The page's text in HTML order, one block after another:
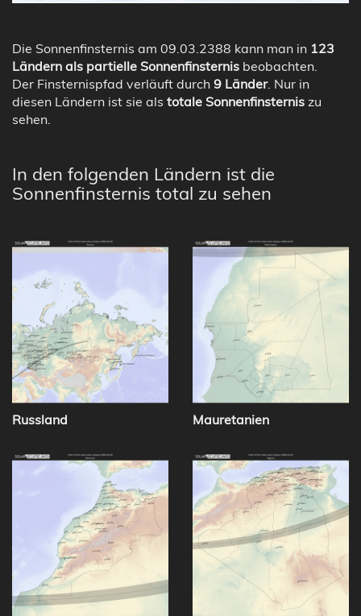
Die Sonnenfinsternis am 09.03.2388 kann man in 123
Ländern als partielle Sonnenfinsternis beobachten.
Der Finsternispfad verläuft durch 9 Länder. Nur in
diesen Ländern ist sie als totale Sonnenfinsternis zu
sehen.
In den folgenden Ländern ist die
Sonnenfinsternis total zu sehen
Russland Mauretanien